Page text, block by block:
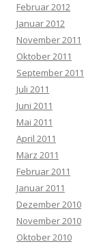
Februar 2012
Januar 2012
November 2011
Oktober 2011
September 2011
Juli 2011
Juni 2011
Mai 2011
April 2011
März 2011
Februar 2011
Januar 2011
Dezember 2010
November 2010
Oktober 2010